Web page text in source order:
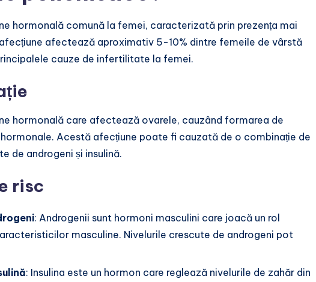
hormonală comună la femei, caracterizată prin prezența mai
afectează aproximativ 5-10% dintre femeile de vârstă
cauze de infertilitate la femei.
hormonală care afectează ovarele, cauzând formarea de
Acestă afecțiune poate fi cauzată de o combinație de
de androgeni și insulină.
risc
: Androgenii sunt hormoni masculini care joacă un rol
masculine. Nivelurile crescute de androgeni pot
: Insulina este un hormon care reglează nivelurile de zahăr din